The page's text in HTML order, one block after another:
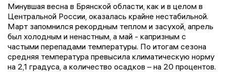
Минувшая весна в Брянской области, как и в целом в
Центральной России, оказалась крайне нестабильной.
Март запомнился рекордным теплом и засухой, апрель
был холодным и ненастным, а май - капризным с
частыми перепадами температуры. По итогам сезона
средняя температура превысила климатическую норму
на 2,1 градуса, а количество осадков – на 20 процентов.